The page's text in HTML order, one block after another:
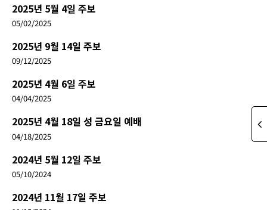
2025년 5월 4일 주보
05/02/2025
2025년 9월 14일 주보
09/12/2025
2025년 4월 6일 주보
04/04/2025
2025년 4월 18일 성 금요일 예배
04/18/2025
2024년 5월 12일 주보
05/10/2024
2024년 11월 17일 주보